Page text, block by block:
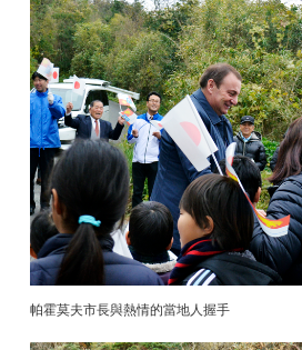
帕霍莫夫市長與熱情的當地人握手